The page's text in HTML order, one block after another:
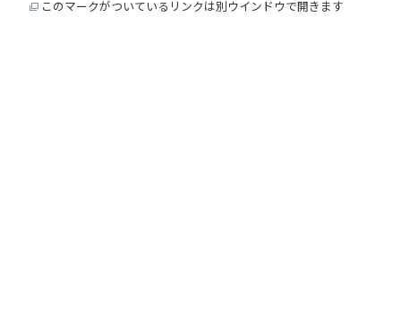
このマークがついているリンクは別ウインドウで開きます